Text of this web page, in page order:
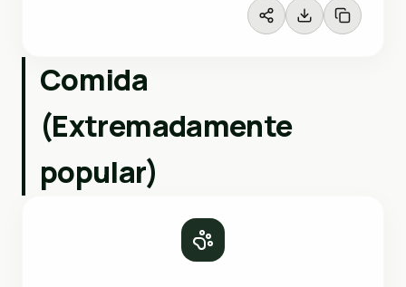
Comida
(Extremadamente
popular)